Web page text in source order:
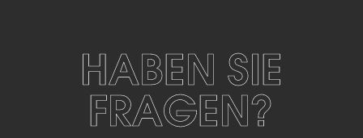
HABEN SIE
FRAGEN?